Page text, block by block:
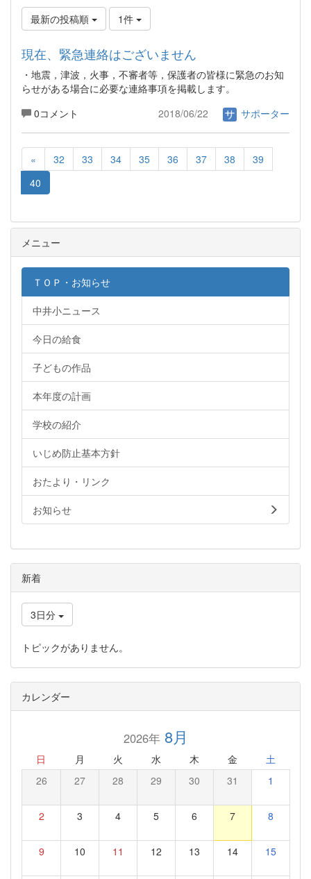
最新の投稿順 1件
現在、緊急連絡はございません
・地震，津波，火事，不審者等，保護者の皆様に緊急のお知
らせがある場合に必要な連絡事項を掲載します。
0コメント
2018/06/22 サポーター
« 32 33 34 35 36 37 38
39
40
メニュー
ＴＯＰ・お知らせ
中井小ニュース
今日の給食
子どもの作品
本年度の計画
学校の紹介
いじめ防止基本方針
おたより・リンク
お知らせ
新着
3日分
トピックがありません。
カレンダー
2026年8月
日 月 火 水 木 金 土
26 27 28 29 30 31 1
2 3 4 5 6 7 8
9 10 11 12 13 14 15